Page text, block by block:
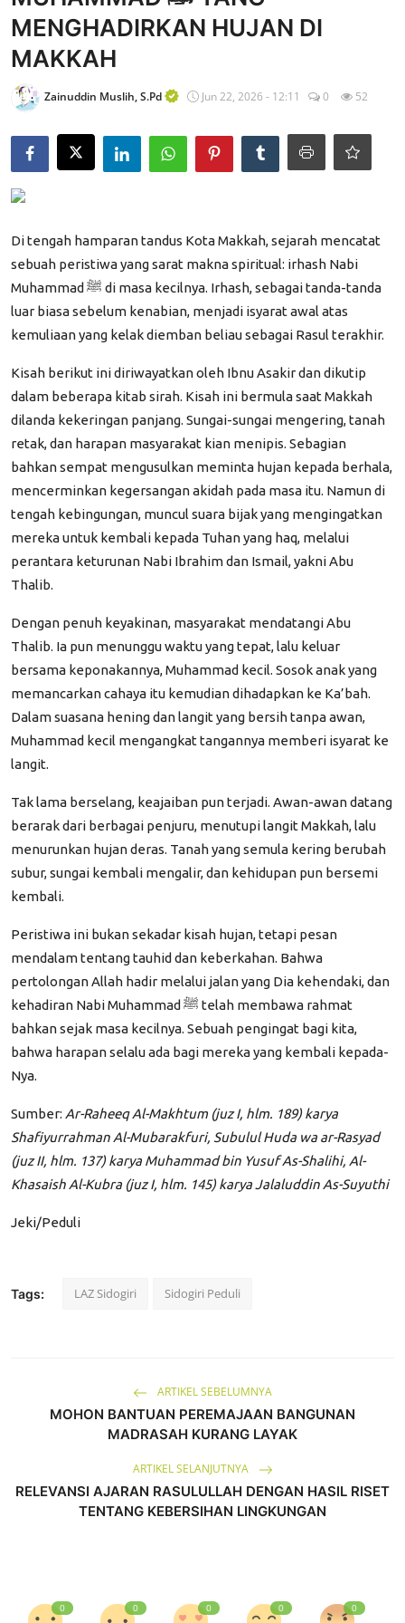
Edukasi ZIS
Contact
Majalah
Gallery
Donasi
MENGHADIRKAN HUJAN DI
MAKKAH
Zainuddin Muslih, S.Pd Jun 22, 2026 - 12:11 0 52
Di tengah hamparan tandus Kota Makkah, sejarah mencatat
sebuah peristiwa yang sarat makna spiritual: irhash Nabi
Muhammad ﷺ di masa kecilnya. Irhash, sebagai tanda-tanda
luar biasa sebelum kenabian, menjadi isyarat awal atas
kemuliaan yang kelak diemban beliau sebagai Rasul terakhir.
Kisah berikut ini diriwayatkan oleh Ibnu Asakir dan dikutip
dalam beberapa kitab sirah. Kisah ini bermula saat Makkah
dilanda kekeringan panjang. Sungai-sungai mengering, tanah
retak, dan harapan masyarakat kian menipis. Sebagian
bahkan sempat mengusulkan meminta hujan kepada berhala,
mencerminkan kegersangan akidah pada masa itu. Namun di
tengah kebingungan, muncul suara bijak yang mengingatkan
mereka untuk kembali kepada Tuhan yang haq, melalui
perantara keturunan Nabi Ibrahim dan Ismail, yakni Abu
Thalib.
Dengan penuh keyakinan, masyarakat mendatangi Abu
Thalib. Ia pun menunggu waktu yang tepat, lalu keluar
bersama keponakannya, Muhammad kecil. Sosok anak yang
memancarkan cahaya itu kemudian dihadapkan ke Ka’bah.
Dalam suasana hening dan langit yang bersih tanpa awan,
Muhammad kecil mengangkat tangannya memberi isyarat ke
langit.
Tak lama berselang, keajaiban pun terjadi. Awan-awan datang
berarak dari berbagai penjuru, menutupi langit Makkah, lalu
menurunkan hujan deras. Tanah yang semula kering berubah
subur, sungai kembali mengalir, dan kehidupan pun bersemi
kembali.
Peristiwa ini bukan sekadar kisah hujan, tetapi pesan
mendalam tentang tauhid dan keberkahan. Bahwa
pertolongan Allah hadir melalui jalan yang Dia kehendaki, dan
kehadiran Nabi Muhammad ﷺ telah membawa rahmat
bahkan sejak masa kecilnya. Sebuah pengingat bagi kita,
bahwa harapan selalu ada bagi mereka yang kembali kepada-
Nya.
Sumber: Ar-Raheeq Al-Makhtum (juz I, hlm. 189) karya
Shafiyurrahman Al-Mubarakfuri, Subulul Huda wa ar-Rasyad
(juz II, hlm. 137) karya Muhammad bin Yusuf As-Shalihi, Al-
Khasaish Al-Kubra (juz I, hlm. 145) karya Jalaluddin As-Suyuthi
Jeki/Peduli
Tags: LAZ Sidogiri Sidogiri Peduli
ARTIKEL SEBELUMNYA
MOHON BANTUAN PEREMAJAAN BANGUNAN
MADRASAH KURANG LAYAK
ARTIKEL SELANJUTNYA
RELEVANSI AJARAN RASULULLAH DENGAN HASIL RISET
TENTANG KEBERSIHAN LINGKUNGAN
0 0 0 0 0